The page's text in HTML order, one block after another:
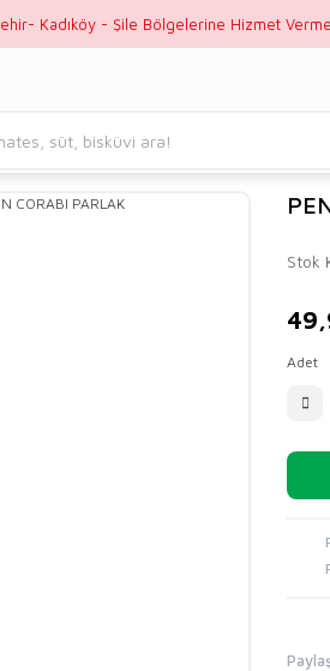
Kadıköy - Şile Bölgelerine Hizmet
Stok
Adet